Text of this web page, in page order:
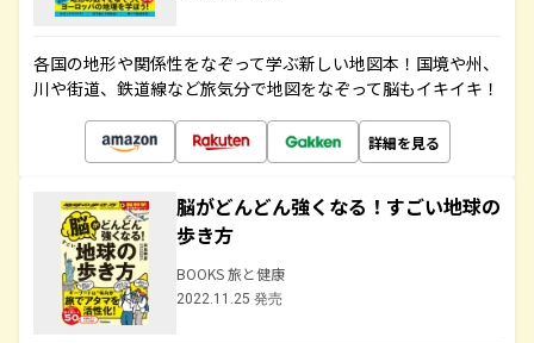
各国の地形や関係性をなぞって学ぶ新しい地図本！国境や州、
川や街道、鉄道線など旅気分で地図をなぞって脳もイキイキ！
詳細を見る
脳がどんどん強くなる！すごい地球の
歩き方
BOOKS 旅と健康
2022.11.25 発売